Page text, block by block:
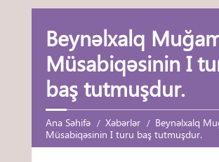
Beynəlxalq
Müsabiqəsinin I
baş tutmuşdur.
Ana Səhifə Xəbərlər
Beynəlxalq
Müsabiqəsinin I turu baş tutmuşdur.